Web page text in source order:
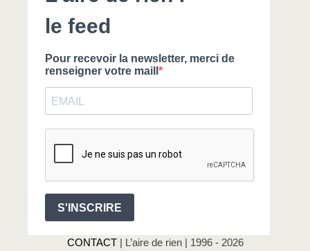
CONTACT| L’aire de rien | 1996 - 2026